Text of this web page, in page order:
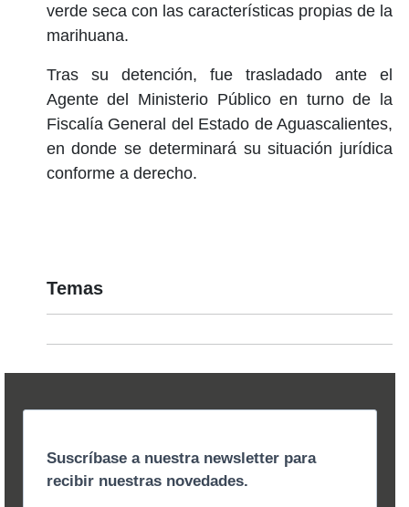
verde seca con las características propias de la
marihuana.
Tras su detención, fue trasladado ante el
Agente del Ministerio Público en turno de la
Fiscalía General del Estado de Aguascalientes,
en donde se determinará su situación jurídica
conforme a derecho.
Temas